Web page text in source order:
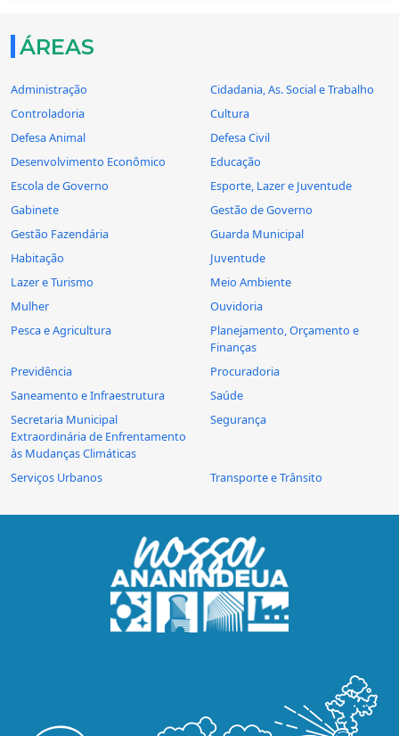
ÁREAS
Administração
Cidadania, As. Social e Trabalho
Controladoria
Cultura
Defesa Animal
Defesa Civil
Desenvolvimento Econômico
Educação
Escola de Governo
Esporte, Lazer e Juventude
Gabinete
Gestão de Governo
Gestão Fazendária
Guarda Municipal
Habitação
Juventude
Lazer e Turismo
Meio Ambiente
Mulher
Ouvidoria
Pesca e Agricultura
Planejamento, Orçamento e
Finanças
Previdência
Procuradoria
Saneamento e Infraestrutura
Saúde
Secretaria Municipal
Extraordinária de Enfrentamento
às Mudanças Climáticas
Segurança
Serviços Urbanos Transporte e Trânsito